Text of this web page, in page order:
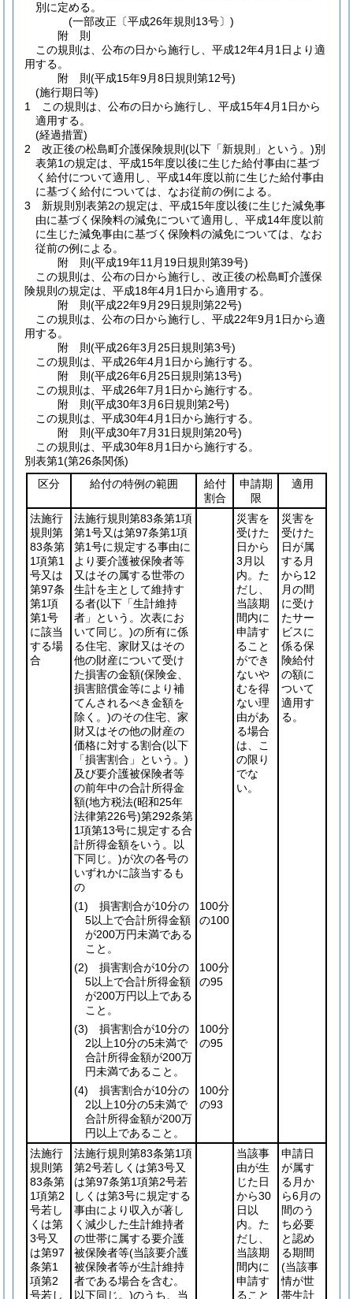
別に定める。
(一部改正〔平成26年規則13号〕)
附 則
この規則は、公布の日から施行し、平成12年4月1日より適
用する。
附 則(平成15年9月8日規則第12号)
(施行期日等)
1
この規則は、公布の日から施行し、平成15年4月1日から
適用する。
(経過措置)
2
改正後の松島町介護保険規則 (以下「新規則」という。)別
表第1の規定は、平成15年度以後に生じた給付事由に基づ
く給付について適用し、平成14年度以前に生じた給付事由
に基づく給付については、なお従前の例による。
3
新規則別表第2の規定は、平成15年度以後に生じた減免事
由に基づく保険料の減免について適用し、平成14年度以前
に生じた減免事由に基づく保険料の減免については、なお
従前の例による。
附 則(平成19年11月19日規則第39号)
この規則は、公布の日から施行し、改正後の松島町介護保
険規則の規定は、平成18年4月1日から適用する。
附 則(平成22年9月29日規則第22号)
この規則は、公布の日から施行し、平成22年9月1日から適
用する。
附 則(平成26年3月25日規則第3号)
この規則は、平成26年4月1日から施行する。
附 則(平成26年6月25日規則第13号)
この規則は、平成26年7月1日から施行する。
附 則(平成30年3月6日規則第2号)
この規則は、平成30年4月1日から施行する。
附 則(平成30年7月31日規則第20号)
この規則は、平成30年8月1日から施行する。
別表第1(第26条関係)
区分
給付の特例の範囲
給付
割合
申請期
限
適用
法施行
規則第
83条第
1項第1
号又は
第97条
第1項
第1号
に該当
する場
合
法施行規則第83条第1項
第1号又は第97条第1項
第1号に規定する事由に
より要介護被保険者等
又はその属する世帯の
生計を主として維持す
る者(以下「生計維持
者」という。次表にお
いて同じ。)の所有に係
る住宅、家財又はその
他の財産について受け
た損害の金額(保険金、
損害賠償金等により補
てんされるべき金額を
除く。)のその住宅、家
財又はその他の財産の
価格に対する割合(以下
「損害割合」という。)
及び要介護被保険者等
の前年中の合計所得金
額(地方税法(昭和25年
法律第226号)第292条第
1項第13号に規定する合
計所得金額をいう。以
下同じ。)が次の各号の
いずれかに該当するも
の
災害を
受けた
日から
3月以
内。た
だし、
当該期
間内に
申請す
ること
ができ
ないや
むを得
ない理
由があ
る場合
は、こ
の限り
でな
い。
災害を
受けた
日が属
する月
から12
月の間
に受け
たサー
ビスに
係る保
険給付
の額に
ついて
適用す
る。
(1) 損害割合が10分の
5以上で合計所得金額
が200万円未満である
こと。
100分
の100
(2) 損害割合が10分の
5以上で合計所得金額
が200万円以上である
こと。
100分
の95
(3) 損害割合が10分の
2以上10分の5未満で
合計所得金額が200万
円未満であること。
100分
の95
(4) 損害割合が10分の
2以上10分の5未満で
合計所得金額が200万
円以上であること。
100分
の93
法施行
規則第
83条第
1項第2
号若し
くは第
3号又
は第97
条第1
項第2
号若し
法施行規則第83条第1項
第2号若しくは第3号又
は第97条第1項第2号若
しくは第3号に規定する
事由により収入が著し
く減少した生計維持者
の世帯に属する要介護
被保険者等(当該要介護
被保険者等が生計維持
者である場合を含む。
以下同じ。)のうち、当
当該事
由が生
じた日
から30
日以
内。た
だし、
当該期
間内に
申請す
ること
申請日
が属す
る月か
ら6月の
間のう
ち必要
と認め
る期間
(当該事
情が世
帯生計